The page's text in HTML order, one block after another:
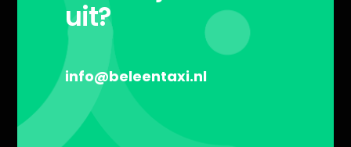
uit?
info@beleentaxi.nl